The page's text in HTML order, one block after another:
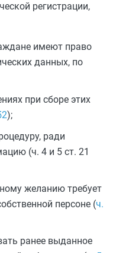
регистрации,
имеют право
данных, по
при сборе этих
);
ради
(ч. 4 и 5 ст. 21
желанию требует
персоне (ч.
ранее выданное